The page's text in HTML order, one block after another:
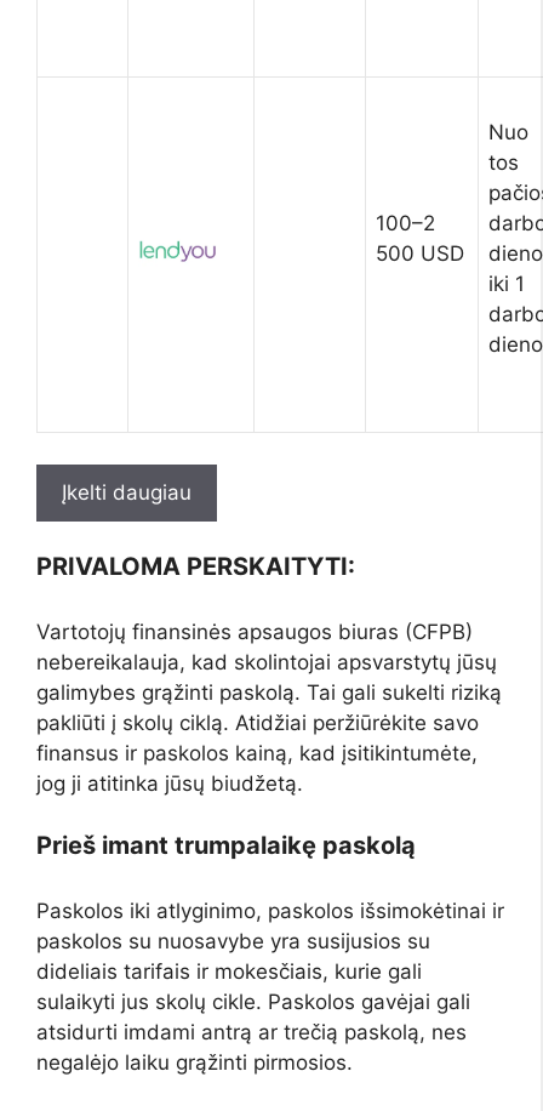
100–2
500 USD
Nuo
tos
iki 1
Įkelti daugiau
PRIVALOMA PERSKAITYTI:
Vartotojų finansinės apsaugos biuras (CFPB)
nebereikalauja, kad skolintojai apsvarstytų jūsų
galimybes grąžinti paskolą. Tai gali sukelti riziką
pakliūti į skolų ciklą. Atidžiai peržiūrėkite savo
finansus ir paskolos kainą, kad įsitikintumėte,
jog ji atitinka jūsų biudžetą.
Prieš imant trumpalaikę paskolą
Paskolos iki atlyginimo, paskolos išsimokėtinai ir
paskolos su nuosavybe yra susijusios su
dideliais tarifais ir mokesčiais, kurie gali
sulaikyti jus skolų cikle. Paskolos gavėjai gali
atsidurti imdami antrą ar trečią paskolą, nes
negalėjo laiku grąžinti pirmosios.